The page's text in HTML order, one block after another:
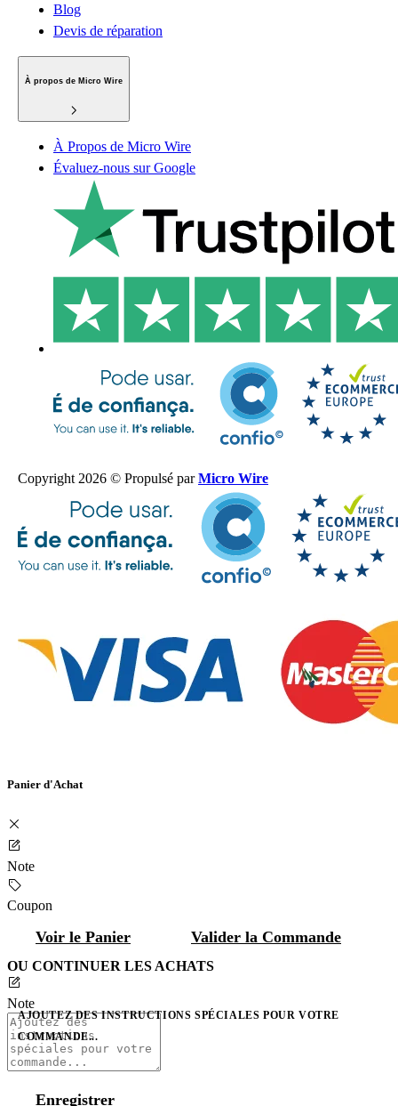
Blog
Devis de réparation
À propos de Micro Wire
À Propos de Micro Wire
Évaluez-nous sur Google
Copyright 2026 © Propulsé parMicro Wire
Panier d'Achat
Note
Coupon
Voir le Panier Valider la Commande
OU CONTINUER LES ACHATS
Note
AJOUTEZ DES INSTRUCTIONS SPÉCIALES POUR VOTRE
COMMANDE...
Enregistrer